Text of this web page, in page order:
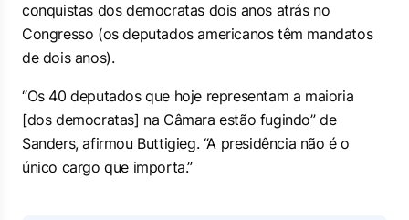
conquistas dos democratas dois anos atrás no
Congresso (os deputados americanos têm mandatos
de dois anos).
“Os 40 deputados que hoje representam a maioria
[dos democratas] na Câmara estão fugindo” de
Sanders, afirmou Buttigieg. “A presidência não é o
único cargo que importa.”